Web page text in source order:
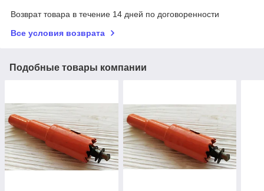
Возврат товара в течение 14 дней по договоренности
Все условия возврата
Подобные товары компании